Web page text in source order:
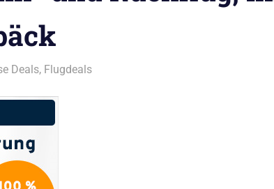
Deals, Flugdeals